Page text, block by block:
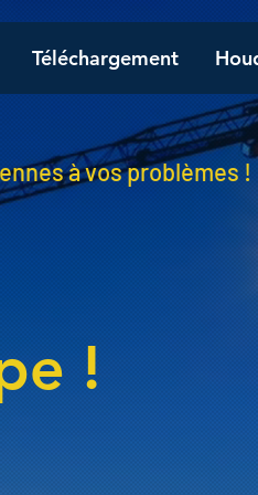
Téléchargement
à vos problèmes !
!